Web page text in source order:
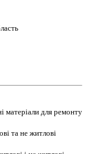
матеріали для ремонту
та не житлові